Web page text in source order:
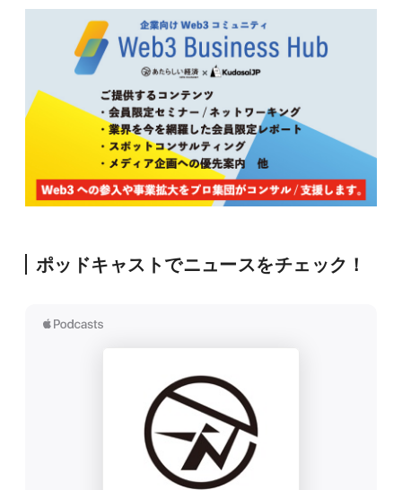
ポッドキャストでニュースをチェック！